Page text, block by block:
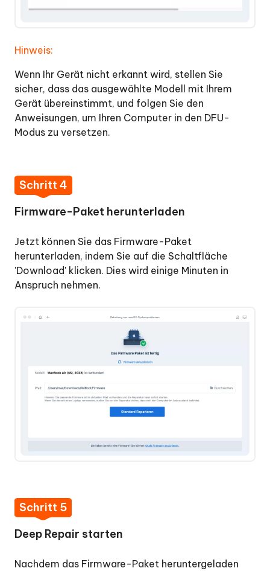
Hinweis:
Wenn Ihr Gerät nicht erkannt wird, stellen Sie
sicher, dass das ausgewählte Modell mit Ihrem
Gerät übereinstimmt, und folgen Sie den
Anweisungen, um Ihren Computer in den DFU-
Modus zu versetzen.
Schritt 4
Firmware-Paket herunterladen
Jetzt können Sie das Firmware-Paket
herunterladen, indem Sie auf die Schaltfläche
'Download' klicken. Dies wird einige Minuten in
Anspruch nehmen.
Schritt 5
Deep Repair starten
Nachdem das Firmware-Paket heruntergeladen